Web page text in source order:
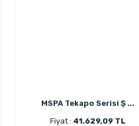
MSPA Tekapo Serisi Ş ...
Fiyat : 41.629,09 TL